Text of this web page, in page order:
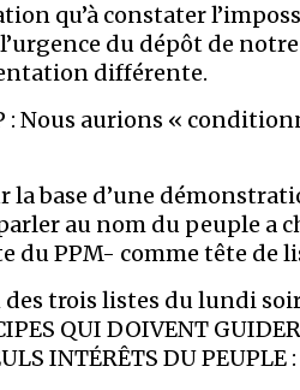
qu’à constater
du dépôt de
différente.
: Nous aurions «
la base d’une
au nom du peuple a
du PPM- comme tête de
trois listes du lundi
QUI DOIVENT
INTÉRÊTS DU PEUPLE :